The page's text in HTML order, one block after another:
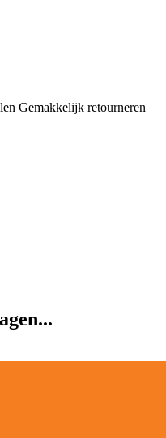
Gemakkelijk retourneren